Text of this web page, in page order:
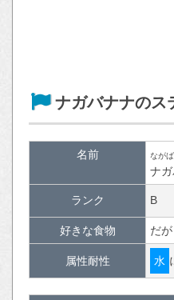
ナガバナナのス
名前 なが
ナ
ランク B
好きな食物 だが
属性耐性 水